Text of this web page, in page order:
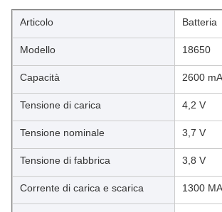
Articolo Batteria
Modello 18650
Capacità 2600
Tensione di carica 4,2 V
Tensione nominale 3,7 V
Tensione di fabbrica 3,8 V
Corrente di carica e scarica 1300 MA